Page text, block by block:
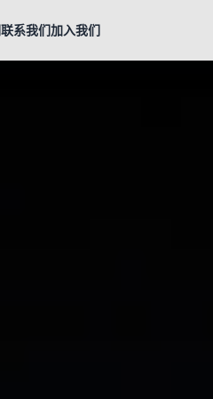
联系我们加入我们